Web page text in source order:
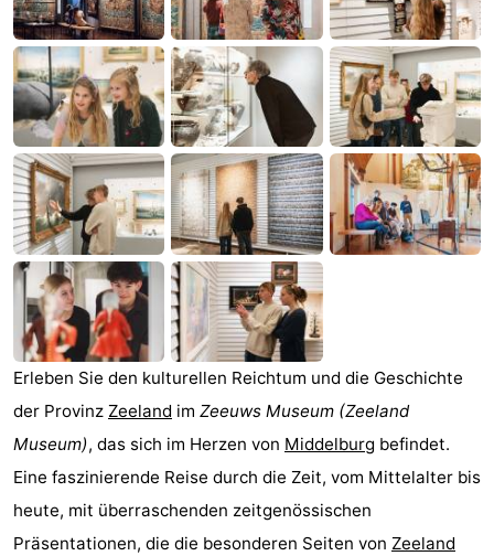
Joossesweg
-
Kustlicht
-
Meerpaal
-
Strandcamping
Valkenisse
-
Zee,
Bos
en
Duin
Hotels
Zimmer
(mit
Frühstück)
Lastminutes
Strand
&
-
Museen
Erleben Sie den kulturellen Reichtum und die Geschichte
der Provinz Zeeland im Zeeuws Museum (Zeeland
Museum), das sich im Herzen von Middelburg befindet.
Eine faszinierende Reise durch die Zeit, vom Mittelalter bis
heute, mit überraschenden zeitgenössischen
Präsentationen, die die besonderen Seiten von Zeeland